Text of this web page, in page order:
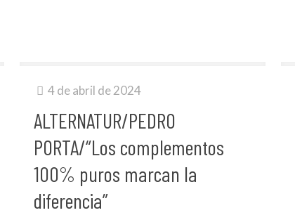
4 de abril de 2024
ALTERNATUR/PEDRO
PORTA/“Los complementos
100% puros marcan la
diferencia”